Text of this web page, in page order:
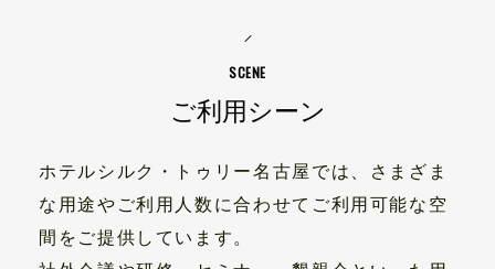
ご利用シーン
ホテルシルク・トゥリー名古屋では、さまざま
な用途やご利用人数に合わせてご利用可能な空
間をご提供しています。